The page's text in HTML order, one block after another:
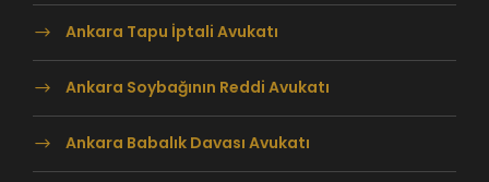
Ankara Tapu İptali Avukatı
Ankara Soybağının Reddi Avukatı
Ankara Babalık Davası Avukatı